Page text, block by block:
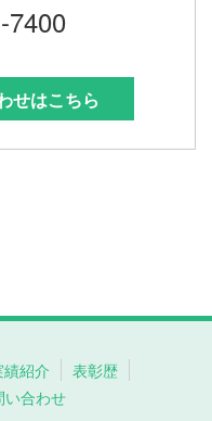
7400
せはこちら
績紹介
表彰歴
い合わせ